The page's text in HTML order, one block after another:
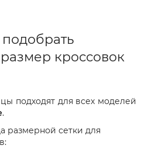
кроссовок
подходят для всех моделей
.
размерной сетки для